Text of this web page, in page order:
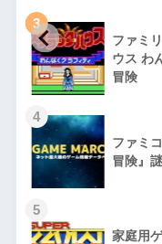
3
ファミ
ウス わ
冒険
4
ファミ
冒険』
5
家庭用